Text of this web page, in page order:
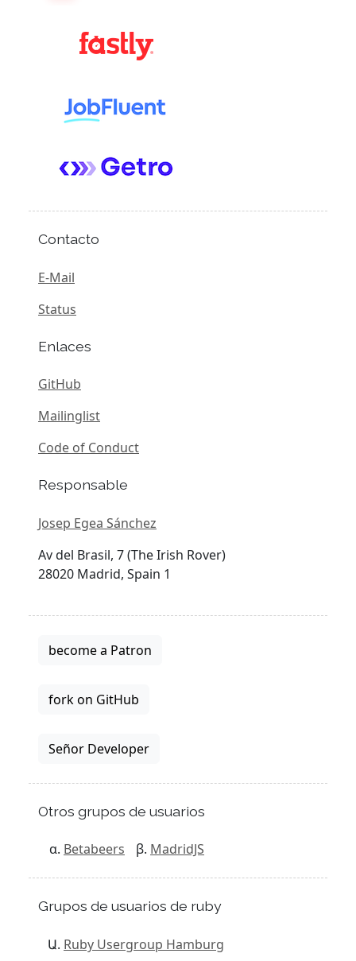
Contacto
E-Mail
Status
Enlaces
GitHub
Mailinglist
Code of Conduct
Responsable
Josep Egea Sánchez
Av del Brasil, 7 (The Irish Rover)
28020 Madrid, Spain 1
become a Patron
fork on GitHub
Señor Developer
Otros grupos de usuarios
Betabeers MadridJS
Grupos de usuarios de ruby
Ruby Usergroup Hamburg